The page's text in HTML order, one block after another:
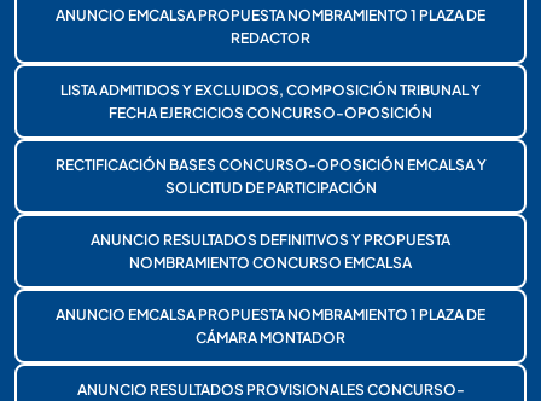
ANUNCIO EMCALSA PROPUESTA NOMBRAMIENTO 1 PLAZA DE
REDACTOR
LISTA ADMITIDOS Y EXCLUIDOS, COMPOSICIÓN TRIBUNAL Y
FECHA EJERCICIOS CONCURSO-OPOSICIÓN
RECTIFICACIÓN BASES CONCURSO-OPOSICIÓN EMCALSA Y
SOLICITUD DE PARTICIPACIÓN
ANUNCIO RESULTADOS DEFINITIVOS Y PROPUESTA
NOMBRAMIENTO CONCURSO EMCALSA
ANUNCIO EMCALSA PROPUESTA NOMBRAMIENTO 1 PLAZA DE
CÁMARA MONTADOR
ANUNCIO RESULTADOS PROVISIONALES CONCURSO-